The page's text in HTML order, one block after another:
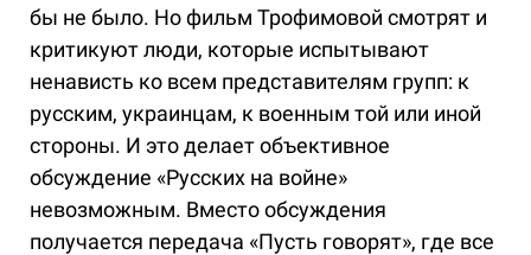
бы не было. Но фильм Трофимовой смотрят и
критикуют люди, которые испытывают
ненависть ко всем представителям групп: к
русским, украинцам, к военным той или иной
стороны. И это делает объективное
обсуждение «Русских на войне»
невозможным. Вместо обсуждения
получается передача «Пусть говорят», где все